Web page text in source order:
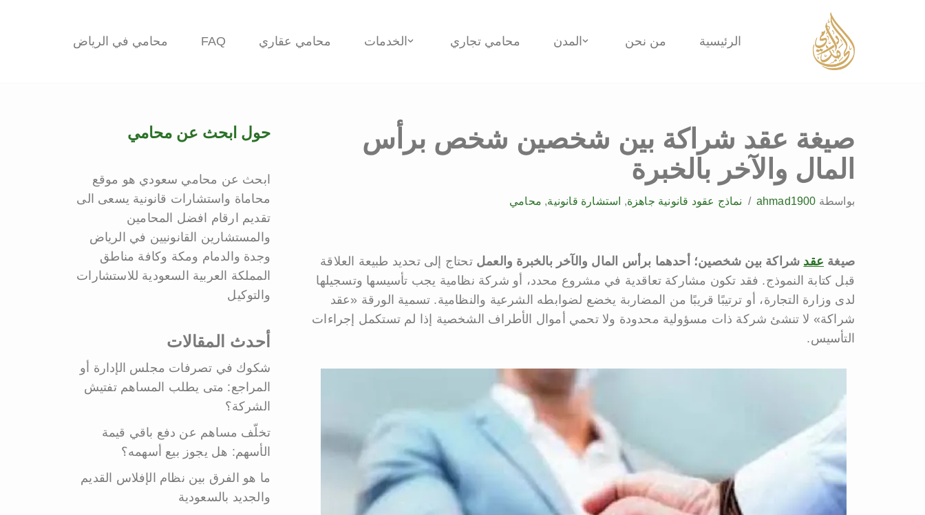
الرئيسية من نحن المدن محامي تجاري الخدمات محامي عقاري FAQ محامي في الرياض
صيغة عقد شراكة بين شخصين شخص برأس
المال والآخر بالخبرة
بواسطة ahmad1900 نماذج عقود قانونية جاهزة استشارة قانونية محامي
صيغة عقد شراكة بين شخصين؛ أحدهما برأس المال والآخر بالخبرة والعمل تحتاج إلى تحديد طبيعة العلاقة
قبل كتابة النموذج. فقد تكون مشاركة تعاقدية في مشروع محدد، أو شركة نظامية يجب تأسيسها وتسجيلها
لدى وزارة التجارة، أو ترتيبًا قريبًا من المضاربة يخضع لضوابطه الشرعية والنظامية. تسمية الورقة «عقد
شراكة» لا تنشئ شركة ذات مسؤولية محدودة ولا تحمي أموال الأطراف الشخصية إذا لم تستكمل إجراءات
التأسيس.
حول ابحث عن محامي
ابحث عن محامي سعودي هو موقع
محاماة واستشارات قانونية يسعى الى
تقديم ارقام افضل المحامين
والمستشارين القانونيين في الرياض
وجدة والدمام ومكة وكافة مناطق
المملكة العربية السعودية للاستشارات
والتوكيل
أحدث المقالات
شكوك في تصرفات مجلس الإدارة أو
المراجع: متى يطلب المساهم تفتيش
الشركة؟
تخلّف مساهم عن دفع باقي قيمة
الأسهم: هل يجوز بيع أسهمه؟
ما هو الفرق بين نظام الإفلاس القديم
والجديد بالسعودية